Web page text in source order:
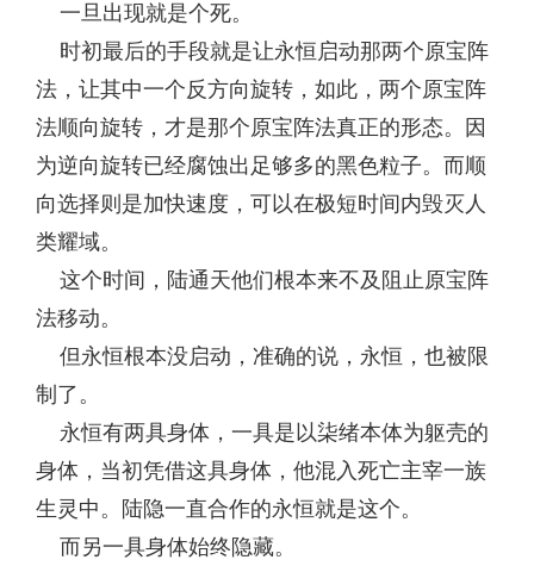
一旦出现就是个死。
时初最后的手段就是让永恒启动那两个原宝阵
法，让其中一个反方向旋转，如此，两个原宝阵
法顺向旋转，才是那个原宝阵法真正的形态。因
为逆向旋转已经腐蚀出足够多的黑色粒子。而顺
向选择则是加快速度，可以在极短时间内毁灭人
类耀域。
这个时间，陆通天他们根本来不及阻止原宝阵
法移动。
但永恒根本没启动，准确的说，永恒，也被限
制了。
永恒有两具身体，一具是以柒绪本体为躯壳的
身体，当初凭借这具身体，他混入死亡主宰一族
生灵中。陆隐一直合作的永恒就是这个。
而另一具身体始终隐藏。